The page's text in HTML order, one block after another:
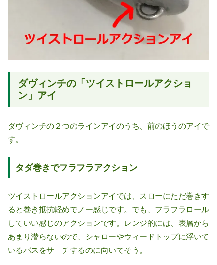
ダヴィンチの「ツイストロールアクショ
ン」アイ
ダヴィンチの２つのラインアイのうち、前のほうのアイで
す。
タダ巻きでフラフラアクション
ツイストロールアクションアイでは、スローにただ巻きす
ると巻き抵抗軽めでノー感じです。でも、フラフラロール
していい感じのアクションです。レンジ的には、表層から
あまり潜らないので、シャローやウィードトップに浮いて
いるバスをサーチするのに向いてそう。